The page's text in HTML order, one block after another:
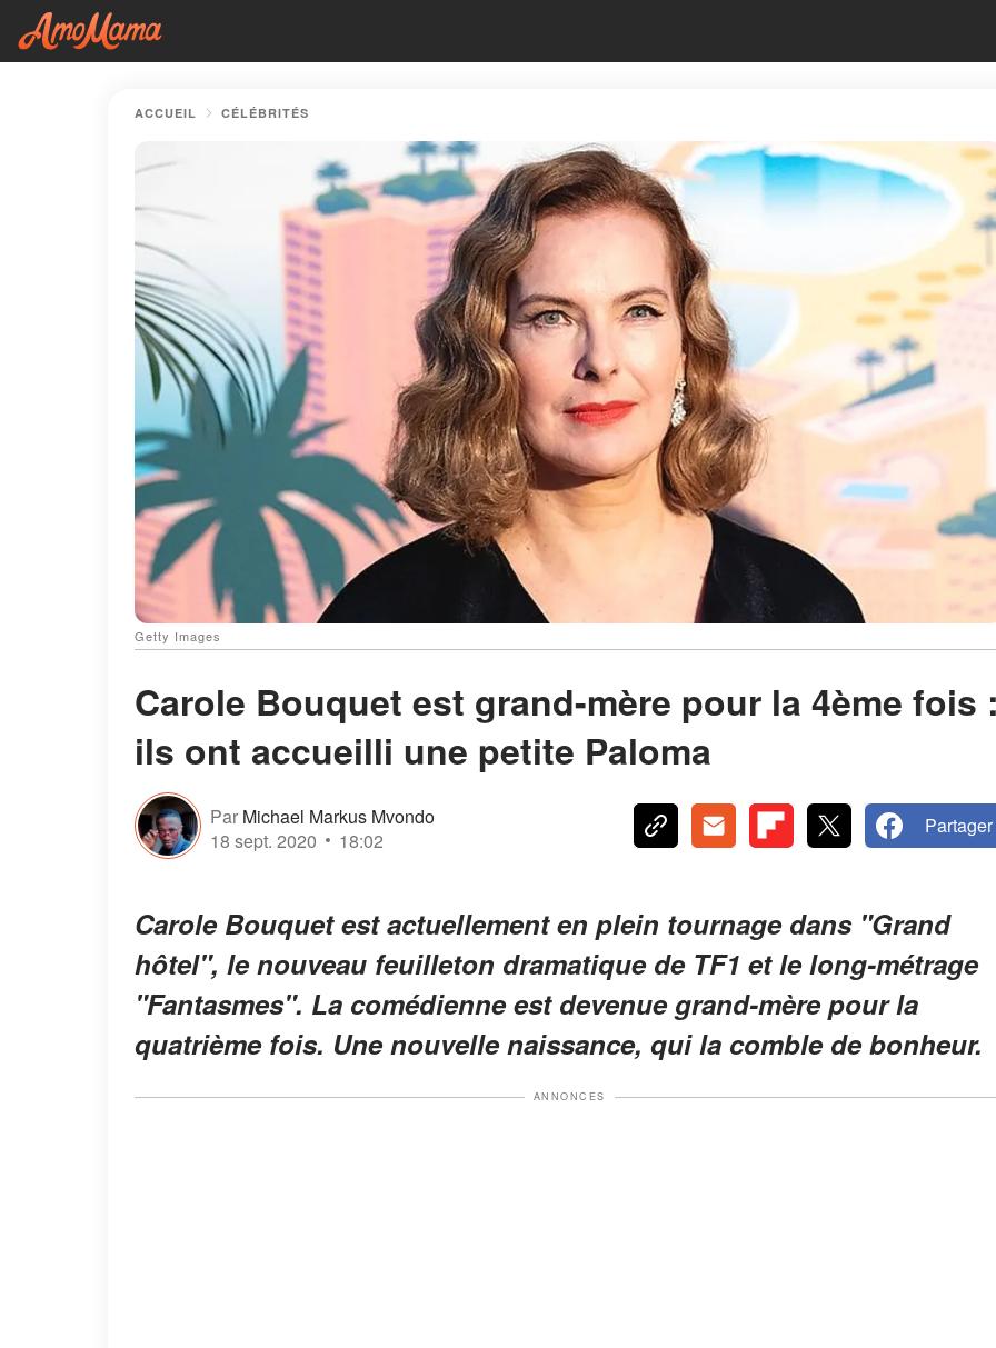
ACCUEIL CÉLÉBRITÉS
Getty Images
Carole Bouquet est grand-mère pour la 4ème fois :
ils ont accueilli une petite Paloma
Par Michael Markus Mvondo
18 sept. 2020
18:02
Partager
Carole Bouquet est actuellement en plein tournage dans "Grand
hôtel", le nouveau feuilleton dramatique de TF1 et le long-métrage
"Fantasmes". La comédienne est devenue grand-mère pour la
quatrième fois. Une nouvelle naissance, qui la comble de bonheur.
ANNONCES